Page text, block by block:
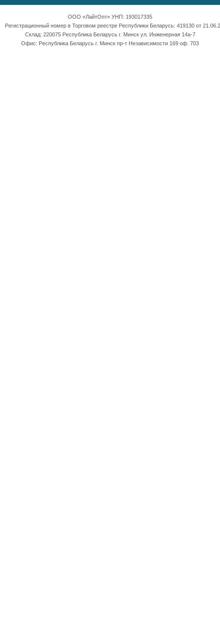
ООО «ЛайтОпт» УНП: 193017335
Регистрационный номер в Торговом реестре Республики Беларусь: 419130 от
Склад: 220075 Республика Беларусь г. Минск ул. Инженерная 14а-7
Офис: Республика Беларусь г. Минск пр-т Независимости 169 оф. 703